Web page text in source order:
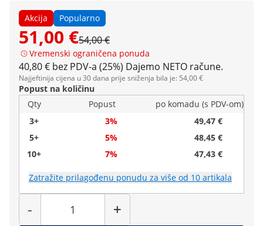
Akcija Popularno
51,00 €54,00 €
Vremenski ograničena ponuda
40,80 € bez PDV-a (25%) Dajemo NETO račune.
Najjeftinija cijena u 30 dana prije sniženja bila je: 54,00 €
Popust na količinu
Qty
Popust
po komadu (s PDV-om)
3+
3%
49,47 €
5+
5%
48,45 €
10+
7% 47,43 €
Zatražite prilagođenu ponudu za više od 10 artikala
-
Količina
+